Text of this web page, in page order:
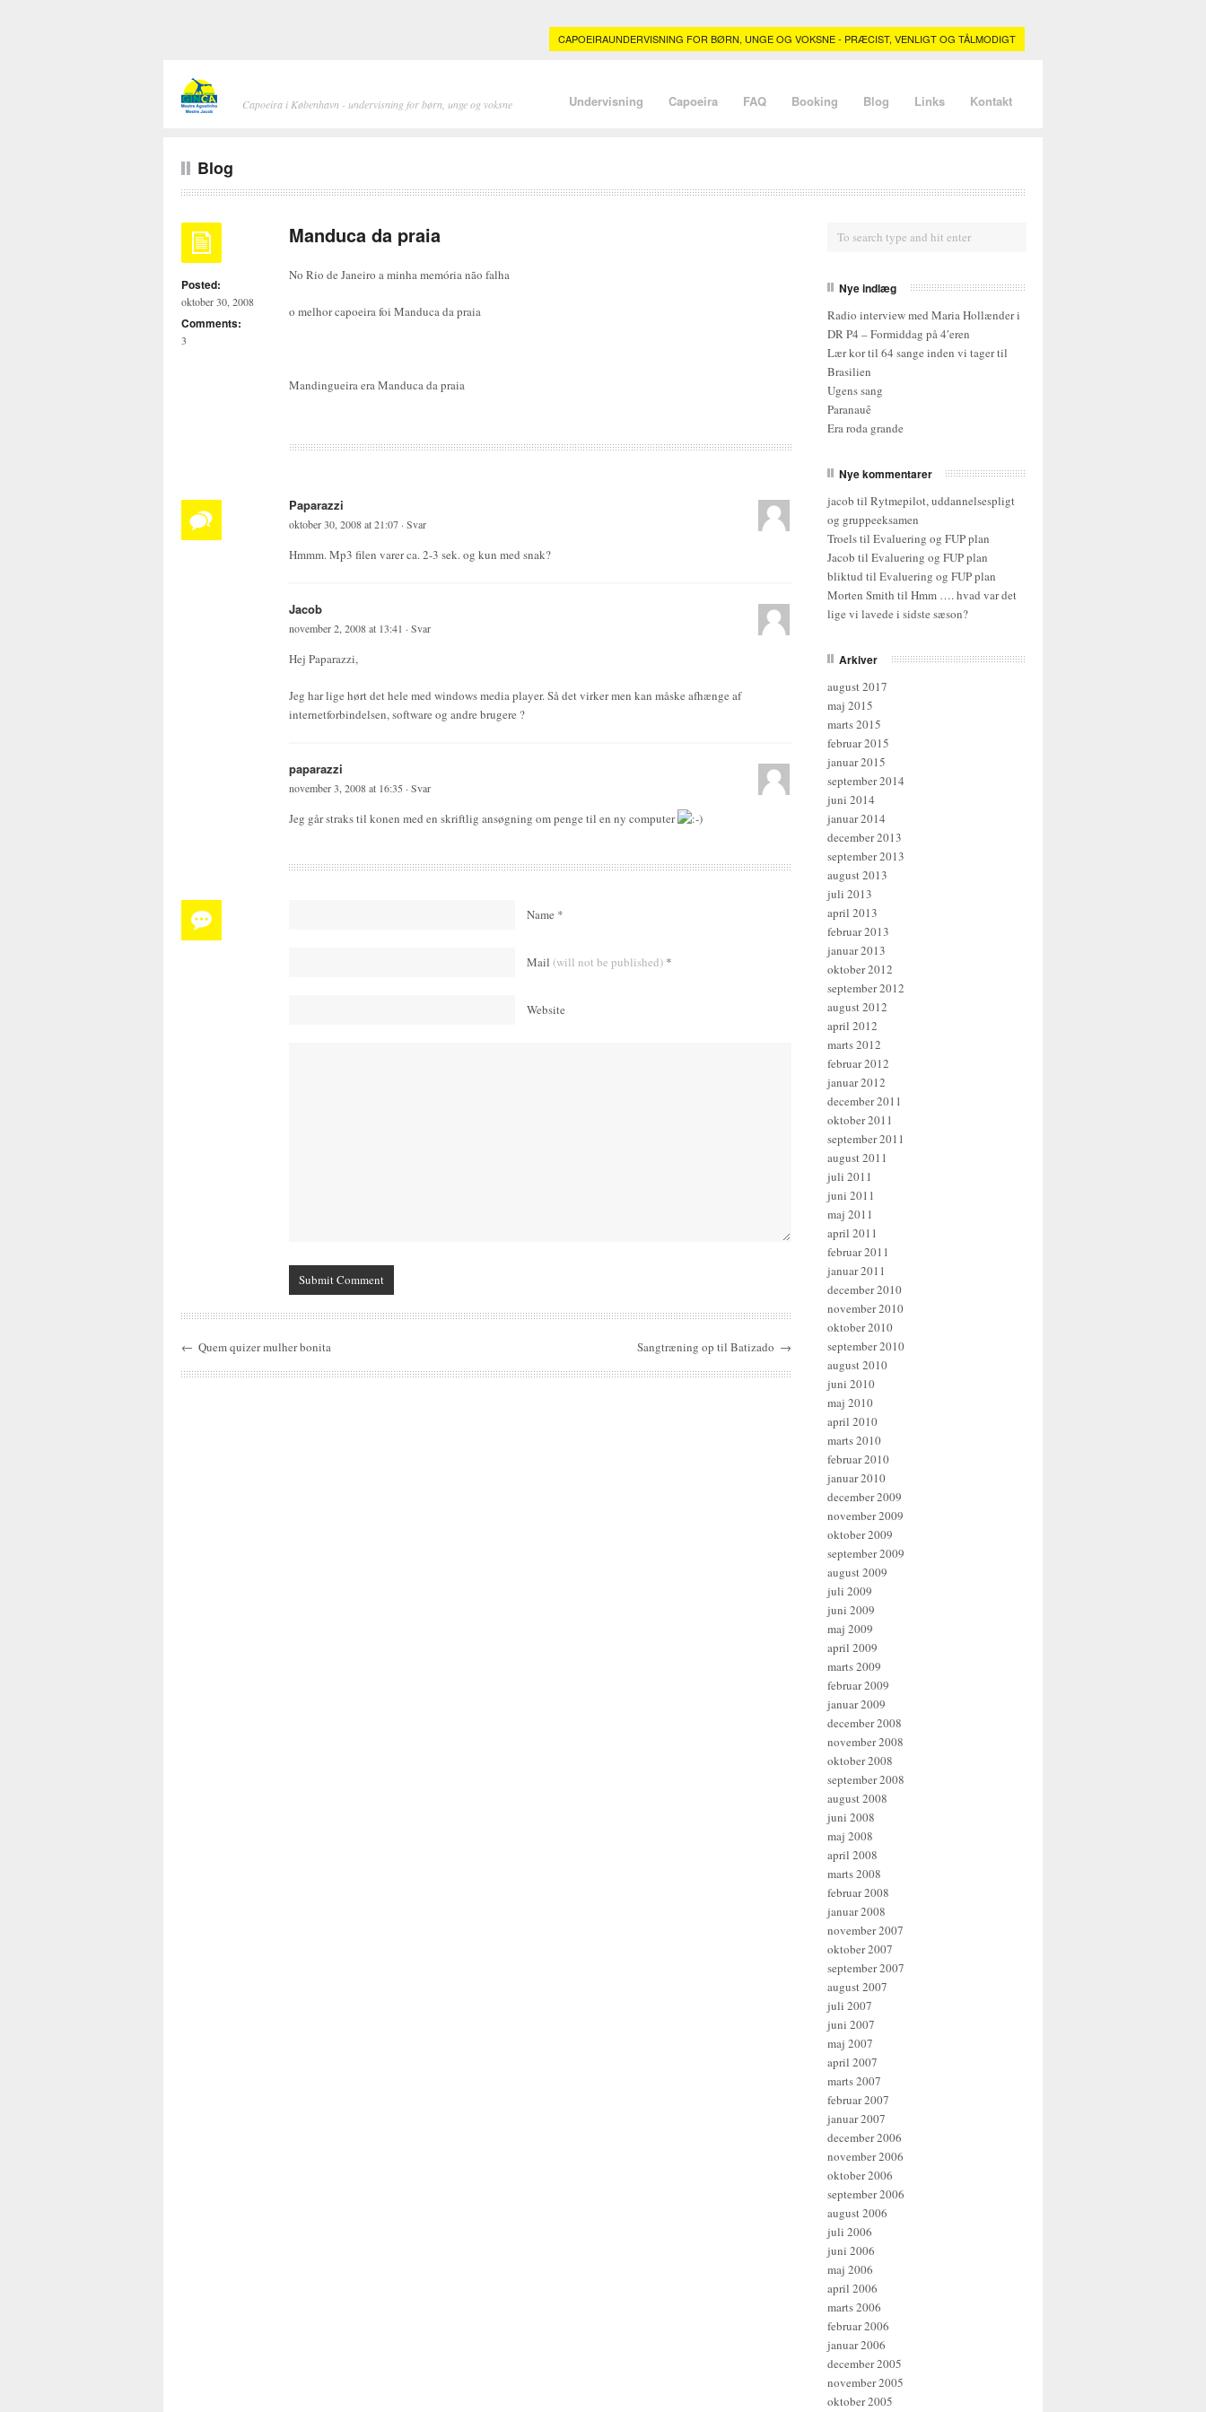
CAPOEIRAUNDERVISNING FOR BØRN, UNGE OG VOKSNE - PRÆCIST, VENLIGT OG TÅLMODIGT
Capoeira i København - undervisning for børn, unge og voksne Undervisning Capoeira FAQ Booking Blog Links Kontakt
Blog
Posted:
oktober 30, 2008
Comments:
3
Manduca da praia
No Rio de Janeiro a minha memória não falha
o melhor capoeira foi Manduca da praia
Mandingueira era Manduca da praia
Paparazzi
oktober 30, 2008 at 21:07 · Svar
Hmmm. Mp3 filen varer ca. 2-3 sek. og kun med snak?
Jacob
november 2, 2008 at 13:41 · Svar
Hej Paparazzi,
Jeg har lige hørt det hele med windows media player. Så det virker men kan måske afhænge af
internetforbindelsen, software og andre brugere ?
paparazzi
november 3, 2008 at 16:35 · Svar
Jeg går straks til konen med en skriftlig ansøgning om penge til en ny computer
Name *
Mail (will not be published) *
Website
← Quem quizer mulher bonita Sangtræning op til Batizado →
Nye indlæg
Radio interview med Maria Hollænder i
DR P4 – Formiddag på 4′eren
Lær kor til 64 sange inden vi tager til
Brasilien
Ugens sang
Paranauê
Era roda grande
Nye kommentarer
jacob til Rytmepilot, uddannelsespligt
og gruppeeksamen
Troels til Evaluering og FUP plan
Jacob til Evaluering og FUP plan
bliktud til Evaluering og FUP plan
Morten Smith til Hmm …. hvad var det
lige vi lavede i sidste sæson?
Arkiver
august 2017
maj 2015
marts 2015
februar 2015
januar 2015
september 2014
juni 2014
januar 2014
december 2013
september 2013
august 2013
juli 2013
april 2013
februar 2013
januar 2013
oktober 2012
september 2012
august 2012
april 2012
marts 2012
februar 2012
januar 2012
december 2011
oktober 2011
september 2011
august 2011
juli 2011
juni 2011
maj 2011
april 2011
februar 2011
januar 2011
december 2010
november 2010
oktober 2010
september 2010
august 2010
juni 2010
maj 2010
april 2010
marts 2010
februar 2010
januar 2010
december 2009
november 2009
oktober 2009
september 2009
august 2009
juli 2009
juni 2009
maj 2009
april 2009
marts 2009
februar 2009
januar 2009
december 2008
november 2008
oktober 2008
september 2008
august 2008
juni 2008
maj 2008
april 2008
marts 2008
februar 2008
januar 2008
november 2007
oktober 2007
september 2007
august 2007
juli 2007
juni 2007
maj 2007
april 2007
marts 2007
februar 2007
januar 2007
december 2006
november 2006
oktober 2006
september 2006
august 2006
juli 2006
juni 2006
maj 2006
april 2006
marts 2006
februar 2006
januar 2006
december 2005
november 2005
oktober 2005